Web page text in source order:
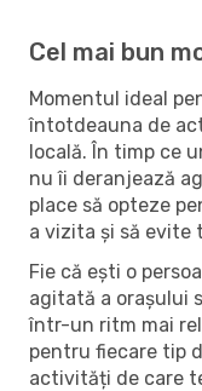
Cel mai bun
Momentul ideal
întotdeauna de
locală. În timp ce
nu îi deranjează
place să opteze
a vizita și să evite
Fie că ești o
agitată a orașului
într-un ritm mai
pentru fiecare tip
activități de care